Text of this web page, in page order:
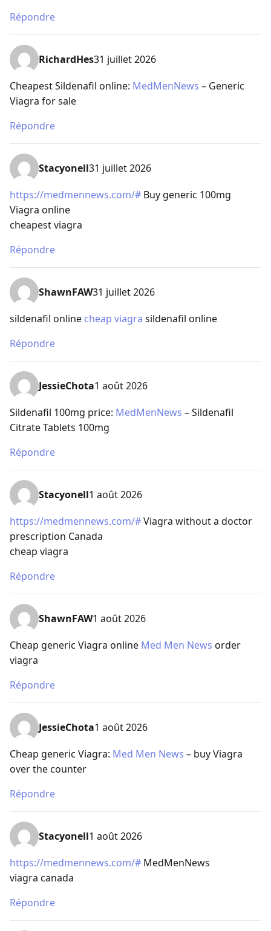
Répondre
RichardHes31 juillet 2026
Cheapest Sildenafil online: MedMenNews – Generic
Viagra for sale
Répondre
Stacyonell31 juillet 2026
https://medmennews.com/# Buy generic 100mg
Viagra online
cheapest viagra
Répondre
ShawnFAW31 juillet 2026
sildenafil online cheap viagra sildenafil online
Répondre
JessieChota1 août 2026
Sildenafil 100mg price: MedMenNews – Sildenafil
Citrate Tablets 100mg
Répondre
Stacyonell1 août 2026
https://medmennews.com/#Viagra without a doctor
prescription Canada
cheap viagra
Répondre
ShawnFAW1 août 2026
Cheap generic Viagra online Med Men News order
viagra
Répondre
JessieChota1 août 2026
Cheap generic Viagra: Med Men News – buy Viagra
over the counter
Répondre
Stacyonell1 août 2026
https://medmennews.com/# MedMenNews
viagra canada
Répondre